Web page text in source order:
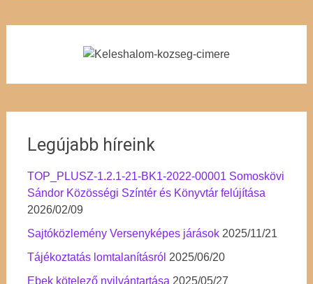
Legújabb híreink
TOP_PLUSZ-1.2.1-21-BK1-2022-00001 Somoskövi
Sándor Közösségi Színtér és Könyvtár felújítása
2026/02/09
Sajtóközlemény Versenyképes járások 2025/11/21
Tájékoztatás lomtalanításról 2025/06/20
Ebek kötelező nyilvántartása 2025/05/27